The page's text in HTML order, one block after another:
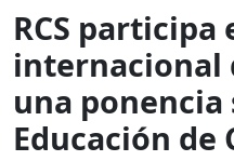
RCS
internacional
una ponencia
Educación de